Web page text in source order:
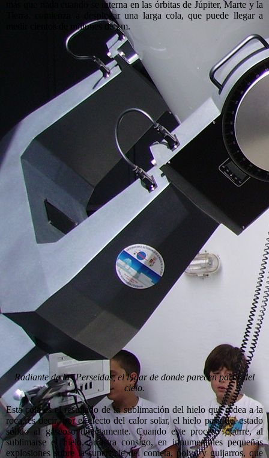
más que nada cuando se interna en las órbitas de Júpiter, Marte y la
Tierra, comienza a desplegar una larga cola, que puede llegar a
medir cientos de millones de km.
RADIANTE perseidas_1
Radiante de las Perseidas, el lugar de donde parecen partir del
cielo.
Esta cola es el resultado de la sublimación del hielo que rodea a la
roca, es decir, por el efecto del calor solar, el hielo pasa del estado
sólido al gaseoso directamente. Cuando este proceso ocurre, al
sublimarse el hielo, arrastra consigo, en innumerables pequeñas
explosiones sobre la superficie del cometa, polvo y guijarros, que